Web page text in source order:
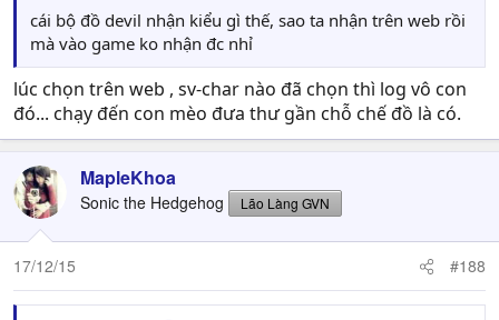
cái bộ đồ devil nhận kiểu gì thế, sao ta nhận trên web rồi
mà vào game ko nhận đc nhỉ
lúc chọn trên web , sv-char nào đã chọn thì log vô con
đó... chạy đến con mèo đưa thư gần chỗ chế đồ là có.
MapleKhoa
Sonic the Hedgehog Lão Làng GVN
17/12/15 #188